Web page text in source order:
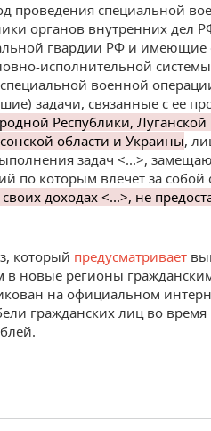
проведения специальной
органов внутренних дел
гвардии РФ и имеющие
исполнительной
военной
задачи, связанные с ее
Республики,
области и Украины,
задач <...>,
по которым влечет за собой
доходах <...>, не
который предусматривает
новые регионы
на официальном
гражданских лиц во